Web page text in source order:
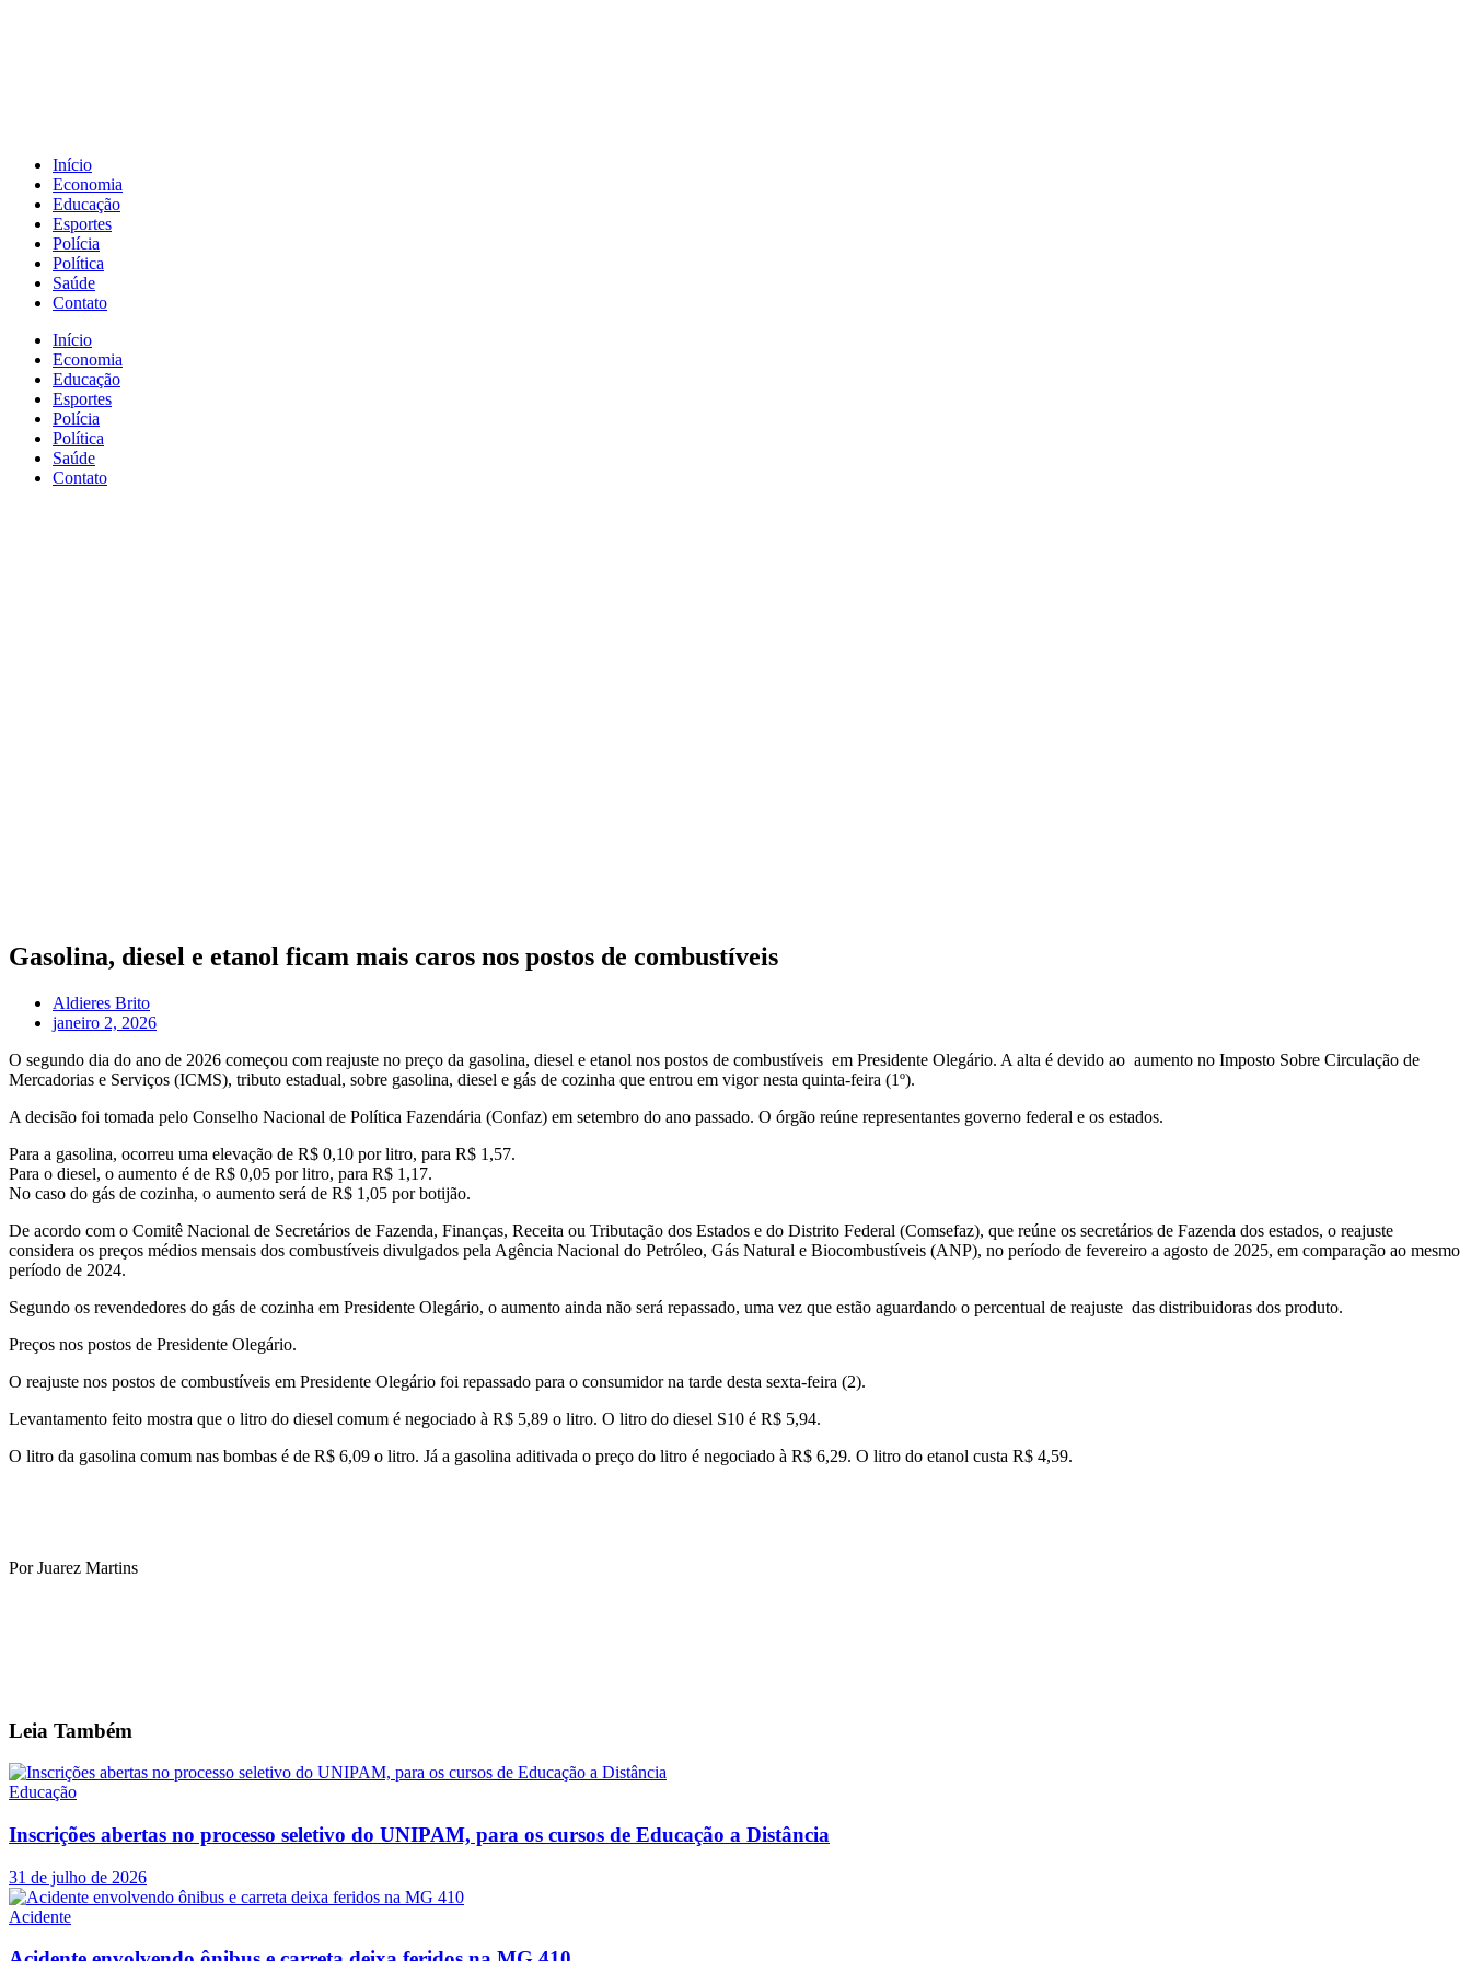
Início
Economia
Educação
Esportes
Polícia
Política
Saúde
Contato
Início
Economia
Educação
Esportes
Polícia
Política
Saúde
Contato
Gasolina, diesel e etanol ficam mais caros nos postos de combustíveis
Aldieres Brito
janeiro 2, 2026
O segundo dia do ano de 2026 começou com reajuste no preço da gasolina, diesel e etanol nos postos de combustíveis em Presidente Olegário. A alta é devido ao aumento no Imposto Sobre Circulação de
Mercadorias e Serviços (ICMS), tributo estadual, sobre gasolina, diesel e gás de cozinha que entrou em vigor nesta quinta-feira (1º).
A decisão foi tomada pelo Conselho Nacional de Política Fazendária (Confaz) em setembro do ano passado. O órgão reúne representantes governo federal e os estados.
Para a gasolina, ocorreu uma elevação de R$ 0,10 por litro, para R$ 1,57.
Para o diesel, o aumento é de R$ 0,05 por litro, para R$ 1,17.
No caso do gás de cozinha, o aumento será de R$ 1,05 por botijão.
De acordo com o Comitê Nacional de Secretários de Fazenda, Finanças, Receita ou Tributação dos Estados e do Distrito Federal (Comsefaz), que reúne os secretários de Fazenda dos estados, o reajuste
considera os preços médios mensais dos combustíveis divulgados pela Agência Nacional do Petróleo, Gás Natural e Biocombustíveis (ANP), no período de fevereiro a agosto de 2025, em comparação ao mesmo
período de 2024.
Segundo os revendedores do gás de cozinha em Presidente Olegário, o aumento ainda não será repassado, uma vez que estão aguardando o percentual de reajuste das distribuidoras dos produto.
Preços nos postos de Presidente Olegário.
O reajuste nos postos de combustíveis em Presidente Olegário foi repassado para o consumidor na tarde desta sexta-feira (2).
Levantamento feito mostra que o litro do diesel comum é negociado à R$ 5,89 o litro. O litro do diesel S10 é R$ 5,94.
O litro da gasolina comum nas bombas é de R$ 6,09 o litro. Já a gasolina aditivada o preço do litro é negociado à R$ 6,29. O litro do etanol custa R$ 4,59.
Por Juarez Martins
Leia Também
Educação
Inscrições abertas no processo seletivo do UNIPAM, para os cursos de Educação a Distância
31 de julho de 2026
Acidente